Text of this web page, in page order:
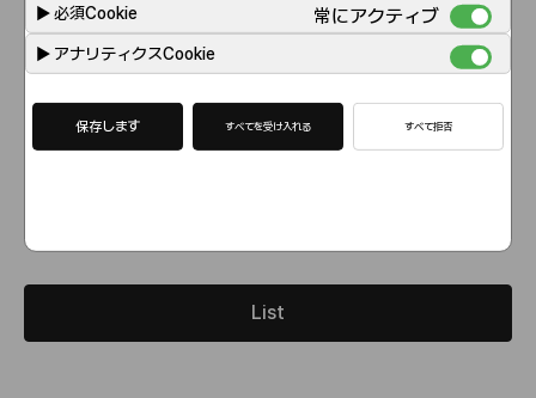
List
▶必須Cookie 常にアクティブ
▶ アナリティクスCookie
保存します すべてを受け入れる すべて拒否